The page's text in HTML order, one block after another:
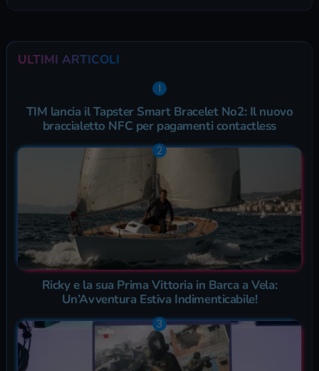
ULTIMI ARTICOLI
TIM lancia il Tapster Smart Bracelet No2: Il nuovo
braccialetto NFC per pagamenti contactless
Ricky e la sua Prima Vittoria in Barca a Vela:
Un’Avventura Estiva Indimenticabile!